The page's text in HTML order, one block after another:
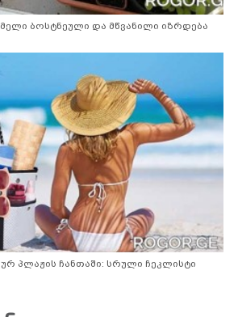
ბოსტნეული და მწვანილი იზრდება
პლაჟის ჩანთაში: სრული ჩეკლისტი